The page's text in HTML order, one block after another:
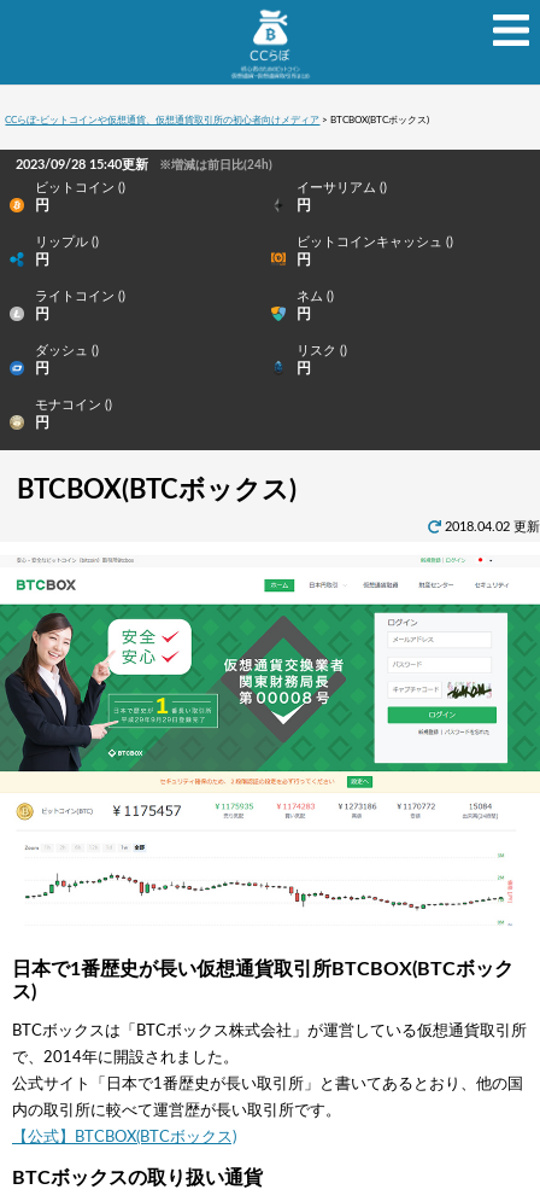
CCらぼ-ビットコインや仮想通貨、仮想通貨取引所の初心者向けメディア > BTCBOX(BTCボックス)
2023/09/28 15:40更新 ※増減は前日比(24h)
ビットコイン ()
円
イーサリアム ()
円
リップル ()
円
ビットコインキャッシュ ()
円
ライトコイン ()
円
ネム ()
円
ダッシュ ()
円
リスク ()
円
モナコイン ()
円
BTCBOX(BTCボックス)
2018.04.02 更新
日本で1番歴史が長い仮想通貨取引所BTCBOX(BTCボック
ス)
BTCボックスは「BTCボックス株式会社」が運営している仮想通貨取引所
で、2014年に開設されました。
公式サイト「日本で1番歴史が長い取引所」と書いてあるとおり、他の国
内の取引所に較べて運営歴が長い取引所です。
【公式】BTCBOX(BTCボックス)
BTCボックスの取り扱い通貨